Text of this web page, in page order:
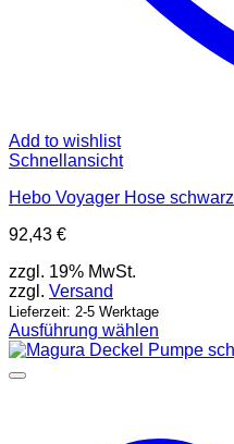
Add to wishlist
Schnellansicht
Hebo Voyager Hose schwarz
92,43 €
zzgl. 19% MwSt.
zzgl. Versand
Lieferzeit: 2-5 Werktage
Ausführung wählen
Dieses
Produkt